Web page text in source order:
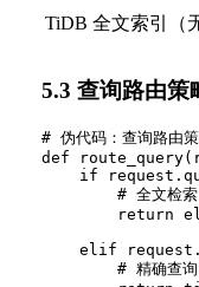
TiDB 全文索引（
5.3 查询路由策
# 伪代码：查询路由
def
if
# 全文检索
return
elif
# 精确查